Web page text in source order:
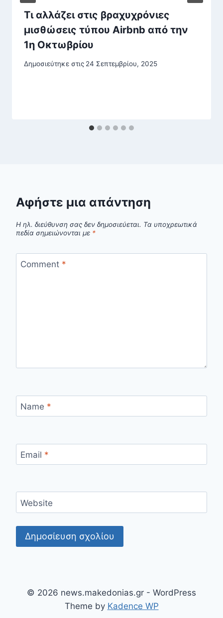
Τι αλλάζει στις βραχυχρόνιες
μισθώσεις τύπου Airbnb από την
1η Οκτωβρίου
Δημοσιεύτηκε στις 24 Σεπτεμβρίου, 2025
Αφήστε μια απάντηση
Η ηλ. διεύθυνση σας δεν δημοσιεύεται. Τα υποχρεωτικά
πεδία σημειώνονται με *
Comment *
Name *
Email *
Website
© 2026 news.makedonias.gr - WordPress
Theme by Kadence WP